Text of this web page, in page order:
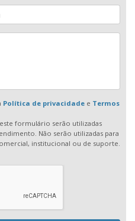
Política de privacidadee Termos
formulário serão utilizadas
Não serão utilizadas para
institucional ou de suporte.